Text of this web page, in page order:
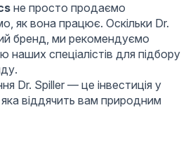
не просто продаємо
як вона працює. Оскільки Dr.
бренд, ми рекомендуємо
наших спеціалістів для підбору
Dr. Spiller — це інвестиція у
віддячить вам природним